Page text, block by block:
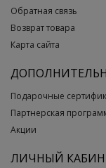
Обратная связь
Возврат товара
Карта сайта
Подарочные
Партнерская
Акции
ЛИЧНЫЙ